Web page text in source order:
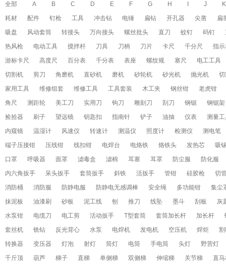
全部 A B C D E F G H J
K
耗材
配件 钉枪 工具 冲击钻 电锤 扁钻 开孔器 尖凿
扁
吸盘
风动套筒 转接头 万向接头 螺丝批头 直刀 蚊钉 码钉
热风枪
电动工具 搅拌杆 刀具 刀柄 刀片 卡尺 千分尺
指
游标卡尺
高度尺 百分表 千分表 表座 螺纹规 塞尺
电工工具
切割机
剪刀 角磨机 直砂机 磨机 砂轮机 砂光机 抛光机
家用工具
维修组套 维修工具 工具套装 木工夹 钢丝钳
老虎钳
角尺
测距轮 美工刀 实用刀 钩刀 雕刻刀 刮刀 钢锯
钢锯架
捡拾器
刷子 望远镜 钥匙扣 指南针 铲子 油抽 仪表
测量
内窥镜
温湿计 风速仪 转速计 测温仪 照度计 检测仪
测电笔
端子压接钳
压线钳 线扣钳 电焊台 电烙铁 烙铁头 发热芯
吸
口罩
呼吸器 面罩 滤毒盒 滤棉 耳塞 耳罩 防尘服
防化服
内六角扳手
呆头扳手 套筒扳手 斜铁 活扳手 管钳 硅胶枪
切
消防桶
消防服 防静电服 防静电无感调棒 安全绳 多功能钳
集尘
抹泥板
油漆刷 砂板 泥工线 刨 推刀 线坠 墨斗 刮板
灰
水泵钳
电缆刀 电工剪 活动扳手 T型套筒 套筒加长杆 加长杆
套丝机
铣钻 反光背心 水泵 电焊机 发电机 空压机 焊炬
转换器
变压器 灯泡 射灯 筒灯 电筒 手电筒 头灯
野营灯
千斤顶
葫芦 梯子 直梯 单侧梯 双侧梯 伸缩梯 关节梯
直